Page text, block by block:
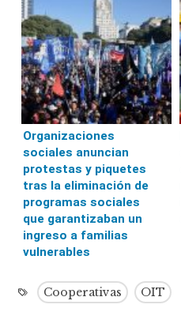
Organizaciones
sociales anuncian
protestas y piquetes
tras la eliminación de
programas sociales
que garantizaban un
ingreso a familias
vulnerables
Cooperativas OIT